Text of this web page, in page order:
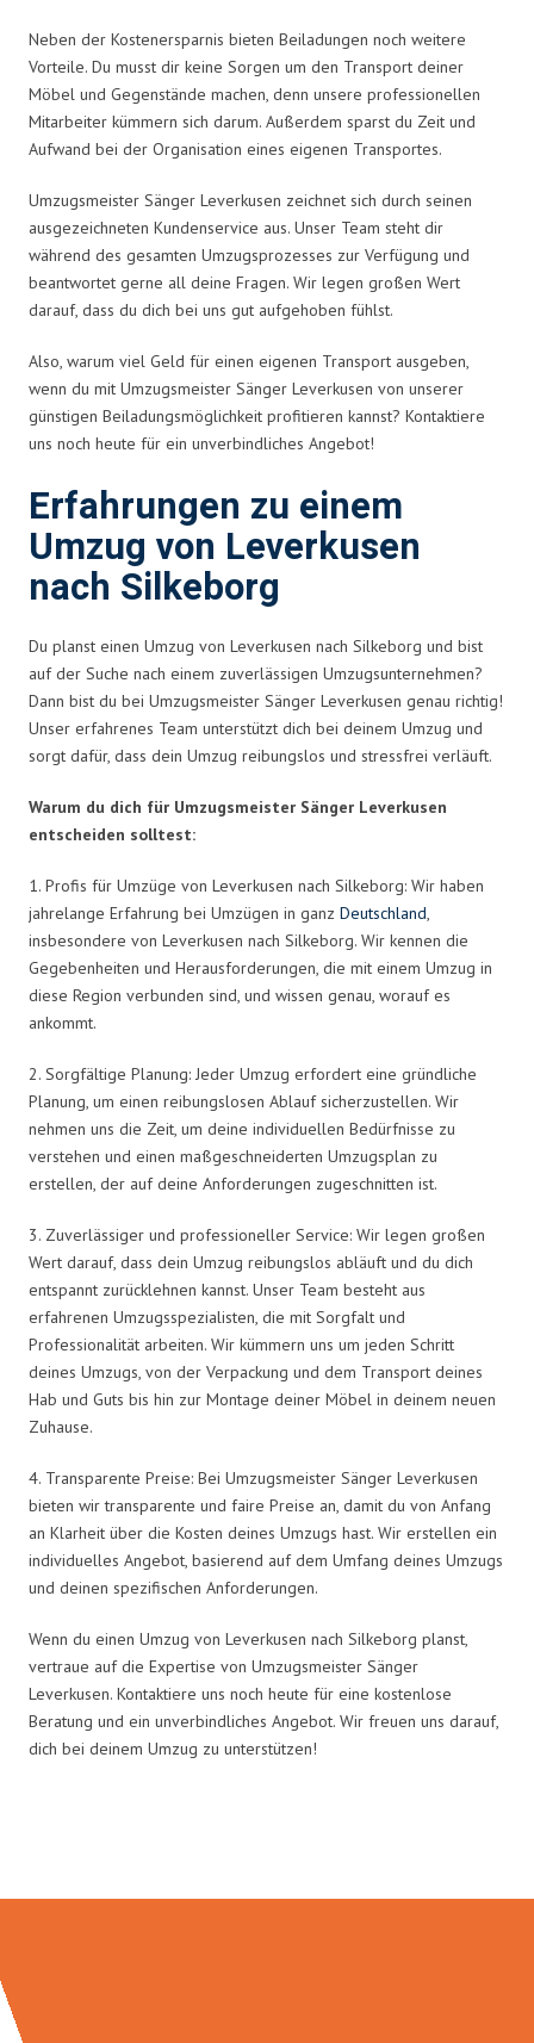
Neben der Kostenersparnis bieten Beiladungen noch weitere
Vorteile. Du musst dir keine Sorgen um den Transport deiner
Möbel und Gegenstände machen, denn unsere professionellen
Mitarbeiter kümmern sich darum. Außerdem sparst du Zeit und
Aufwand bei der Organisation eines eigenen Transportes.
Umzugsmeister Sänger Leverkusen zeichnet sich durch seinen
ausgezeichneten Kundenservice aus. Unser Team steht dir
während des gesamten Umzugsprozesses zur Verfügung und
beantwortet gerne all deine Fragen. Wir legen großen Wert
darauf, dass du dich bei uns gut aufgehoben fühlst.
Also, warum viel Geld für einen eigenen Transport ausgeben,
wenn du mit Umzugsmeister Sänger Leverkusen von unserer
günstigen Beiladungsmöglichkeit profitieren kannst? Kontaktiere
uns noch heute für ein unverbindliches Angebot!
Erfahrungen zu einem
Umzug von Leverkusen
nach Silkeborg
Du planst einen Umzug von Leverkusen nach Silkeborg und bist
auf der Suche nach einem zuverlässigen Umzugsunternehmen?
Dann bist du bei Umzugsmeister Sänger Leverkusen genau richtig!
Unser erfahrenes Team unterstützt dich bei deinem Umzug und
sorgt dafür, dass dein Umzug reibungslos und stressfrei verläuft.
Warum du dich für Umzugsmeister Sänger Leverkusen
entscheiden solltest:
1. Profis für Umzüge von Leverkusen nach Silkeborg: Wir haben
jahrelange Erfahrung bei Umzügen in ganz Deutschland,
insbesondere von Leverkusen nach Silkeborg. Wir kennen die
Gegebenheiten und Herausforderungen, die mit einem Umzug in
diese Region verbunden sind, und wissen genau, worauf es
ankommt.
2. Sorgfältige Planung: Jeder Umzug erfordert eine gründliche
Planung, um einen reibungslosen Ablauf sicherzustellen. Wir
nehmen uns die Zeit, um deine individuellen Bedürfnisse zu
verstehen und einen maßgeschneiderten Umzugsplan zu
erstellen, der auf deine Anforderungen zugeschnitten ist.
3. Zuverlässiger und professioneller Service: Wir legen großen
Wert darauf, dass dein Umzug reibungslos abläuft und du dich
entspannt zurücklehnen kannst. Unser Team besteht aus
erfahrenen Umzugsspezialisten, die mit Sorgfalt und
Professionalität arbeiten. Wir kümmern uns um jeden Schritt
deines Umzugs, von der Verpackung und dem Transport deines
Hab und Guts bis hin zur Montage deiner Möbel in deinem neuen
Zuhause.
4. Transparente Preise: Bei Umzugsmeister Sänger Leverkusen
bieten wir transparente und faire Preise an, damit du von Anfang
an Klarheit über die Kosten deines Umzugs hast. Wir erstellen ein
individuelles Angebot, basierend auf dem Umfang deines Umzugs
und deinen spezifischen Anforderungen.
Wenn du einen Umzug von Leverkusen nach Silkeborg planst,
vertraue auf die Expertise von Umzugsmeister Sänger
Leverkusen. Kontaktiere uns noch heute für eine kostenlose
Beratung und ein unverbindliches Angebot. Wir freuen uns darauf,
dich bei deinem Umzug zu unterstützen!